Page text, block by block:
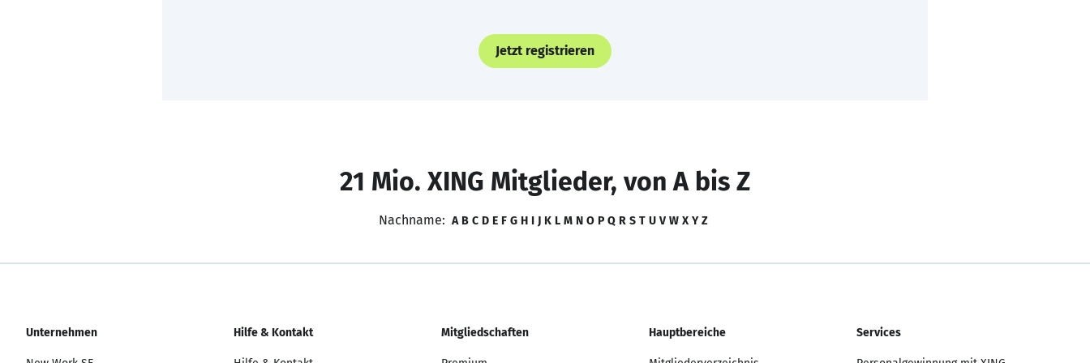
Jetzt registrieren
21 Mio. XING Mitglieder, von A bis Z
Nachname: A B C D E F G H I J K L M N O P Q R S T U V W X Y Z
Unternehmen Hilfe & Kontakt Mitgliedschaften Hauptbereiche Services